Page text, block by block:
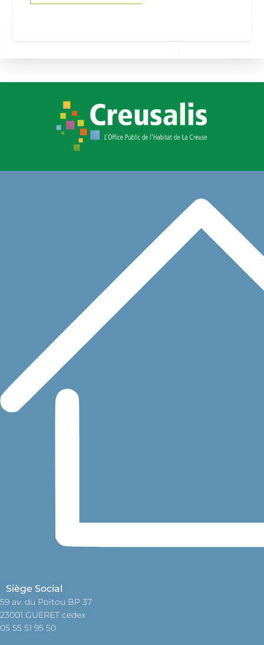
Siège Social
59 av. du Poitou BP 37
23001 GUERET cedex
05 55 51 95 50